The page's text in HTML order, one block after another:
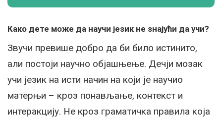
Како дете може да научи језик не знајући да учи?
Звучи превише добро да би било истинито,
али постоји научно објашњење. Дечји мозак
учи језик на исти начин на који је научио
матерњи – кроз понављање, контекст и
интеракцију. Не кроз граматичка правила која